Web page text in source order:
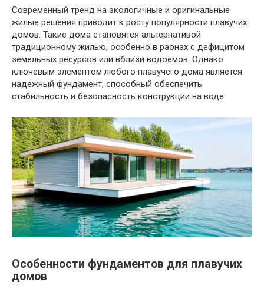
Современный тренд на экологичные и оригинальные
жилые решения приводит к росту популярности плавучих
домов. Такие дома становятся альтернативой
традиционному жилью, особенно в раонах с дефицитом
земельных ресурсов или вблизи водоемов. Однако
ключевым элементом любого плавучего дома является
надежный фундамент, способный обеспечить
стабильность и безопасность конструкции на воде.
Особенности фундаментов для плавучих
домов